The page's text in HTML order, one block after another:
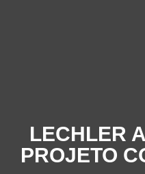
LECHLER
PROJETO